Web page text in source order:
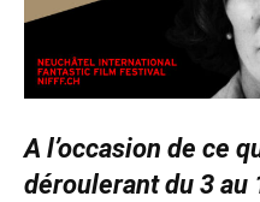
A l’occasion de ce
déroulerant du 3 au